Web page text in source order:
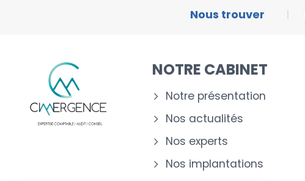
Nous trouver
NOTRE CABINET
Notre présentation
Nos actualités
Nos experts
Nos implantations